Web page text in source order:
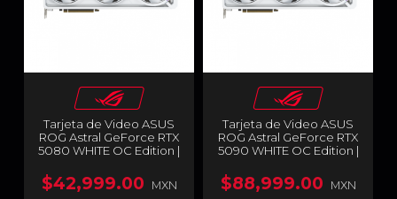
Tarjeta de Video ASUS
ROG Astral GeForce RTX
5080 WHITE OC Edition |
Express 5.0 | 256 Bits | 2 x
HDMI / 3 x DisplayPort |
$42,999.00 MXN
Tarjeta de Video ASUS
ROG Astral GeForce RTX
5090 WHITE OC Edition |
Express 5.0 | 512 Bits | 2 x
HDMI / 3 x DisplayPort |
$88,999.00 MXN